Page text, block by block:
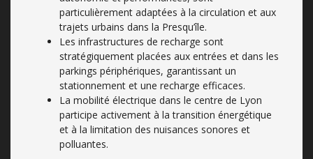
particulièrement adaptées à la circulation et aux
trajets urbains dans la Presqu’île.
Les infrastructures de recharge sont
stratégiquement placées aux entrées et dans les
parkings périphériques, garantissant un
stationnement et une recharge efficaces.
La mobilité électrique dans le centre de Lyon
participe activement à la transition énergétique
et à la limitation des nuisances sonores et
polluantes.